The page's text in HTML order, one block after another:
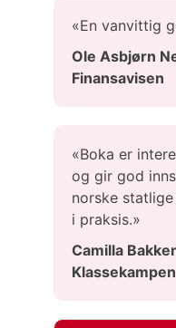
«En vanvittig
Ole Asbjørn
Finansavisen
«Boka er
og gir god
norske
i praksis.»
Camilla
Klassekampen